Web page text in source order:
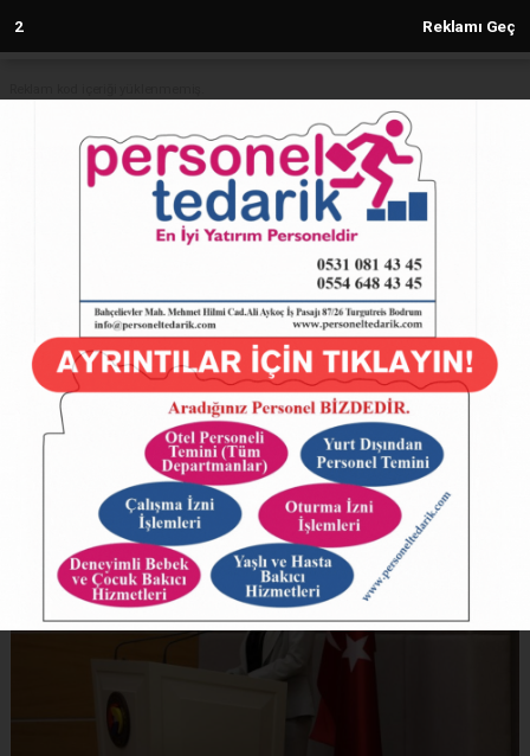
1 Reklamı Geç
Anasayfa
Nilüfer Çevikel: "İki ülke arasında
kalıcı ve güçlü bir köprü kurulacak"
31.05.2024 - 10:47, Güncelleme: 31.05.2024 - 10:47
4867+ kez okundu.
ABONE OL